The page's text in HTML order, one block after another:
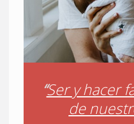
“Ser y hacer
de